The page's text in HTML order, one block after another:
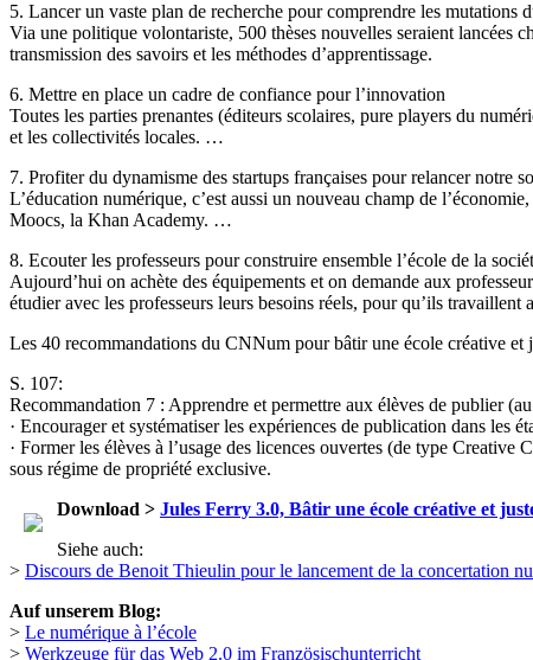
5. Lancer un vaste plan de recherche pour comprendre les mutations
Via une politique volontariste, 500 thèses nouvelles seraient lancées
transmission des savoirs et les méthodes d’apprentissage.
6. Mettre en place un cadre de confiance pour l’innovation
Toutes les parties prenantes (éditeurs scolaires, pure players du
et les collectivités locales. …
7. Profiter du dynamisme des startups françaises pour relancer notre
L’éducation numérique, c’est aussi un nouveau champ de
Moocs, la Khan Academy. …
8. Ecouter les professeurs pour construire ensemble l’école de la
Aujourd’hui on achète des équipements et on demande aux
étudier avec les professeurs leurs besoins réels, pour qu’ils
Les 40 recommandations du CNNum pour bâtir une école créative et
S. 107:
Recommandation 7 : Apprendre et permettre aux élèves de publier
· Encourager et systématiser les expériences de publication dans les
· Former les élèves à l’usage des licences ouvertes (de type
sous régime de propriété exclusive.
Download > Jules Ferry 3.0, Bâtir une école créative et
Siehe auch:
> Discours de Benoit Thieulin pour le lancement de la concertation
Auf unserem Blog:
> Le numérique à l’école
> Werkzeuge für das Web 2.0 im Französischunterricht